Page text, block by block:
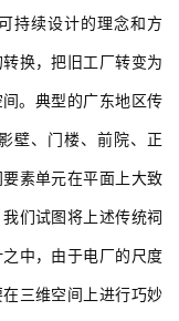
持续设计的理念和方
换，把旧工厂转变为
。典型的广东地区传
壁、门楼、前院、正
素单元在平面上大致
们试图将上述传统祠
中，由于电厂的尺度
三维空间上进行巧妙